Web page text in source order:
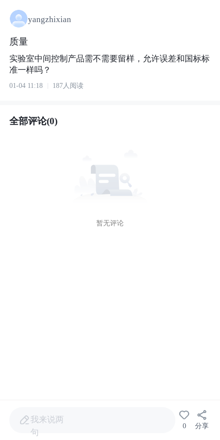
yangzhixian
质量
实验室中间控制产品需不需要留样，允许误差和国标标
准一样吗？
01-04 11:18 187人阅读
全部评论(0)
暂无评论
我来说两
句
0 分享